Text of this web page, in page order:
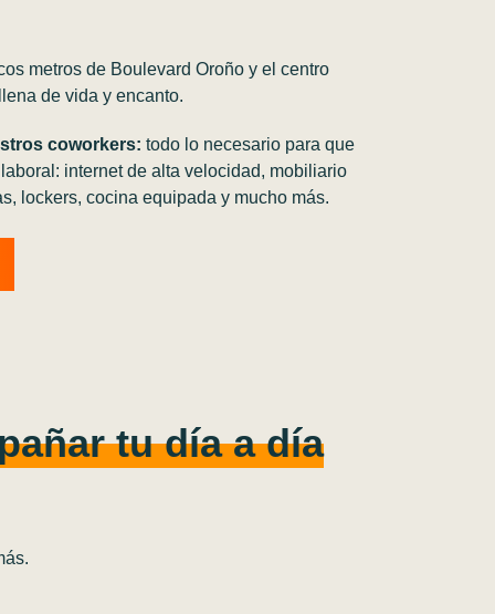
metros de Boulevard Oroño y el centro
de vida y encanto.
coworkers: todo lo necesario para que
internet de alta velocidad, mobiliario
lockers, cocina equipada y mucho más.
tu día a día